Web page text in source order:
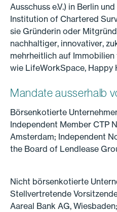
Ausschuss e.V.) in Berlin
Institution of Chartered
sie Gründerin oder
nachhaltiger, innovativer,
mehrheitlich auf
wie LifeWorkSpace, Happy
Mandate ausserhalb
Börsenkotierte
Independent Member CTP
Amsterdam; Independent
the Board of Lendlease
Nicht börsenkotierte
Stellvertretende
Aareal Bank AG,